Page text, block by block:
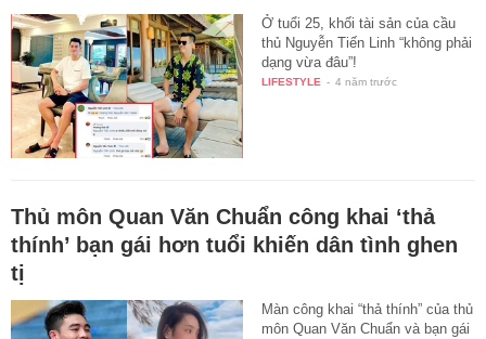
Ở tuổi 25, khối tài sản của cầu
thủ Nguyễn Tiến Linh “không phải
dạng vừa đâu”!
LIFESTYLE - 4 năm trước
Thủ môn Quan Văn Chuẩn công khai ‘thả
thính’ bạn gái hơn tuổi khiến dân tình ghen
tị
Màn công khai “thả thính” của thủ
môn Quan Văn Chuẩn và bạn gái